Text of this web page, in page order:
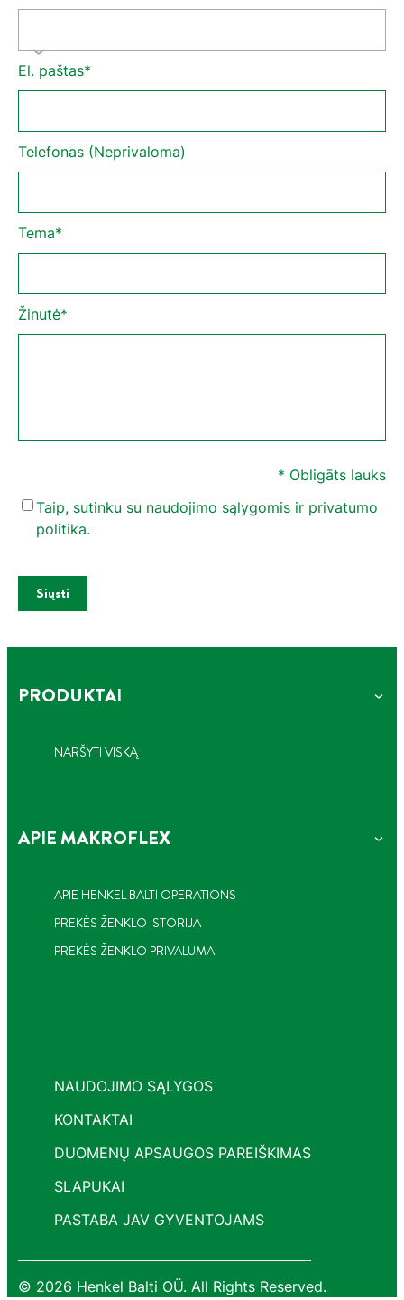
El. paštas*
Telefonas (Neprivaloma)
Tema*
Žinutė*
* Obligāts lauks
Taip, sutinku su naudojimo sąlygomis ir privatumo
politika.
Siųsti
PRODUKTAI
NARŠYTI VISKĄ
APIE MAKROFLEX
APIE HENKEL BALTI OPERATIONS
PREKĖS ŽENKLO ISTORIJA
PREKĖS ŽENKLO PRIVALUMAI
NAUDOJIMO SĄLYGOS
KONTAKTAI
DUOMENŲ APSAUGOS PAREIŠKIMAS
SLAPUKAI
PASTABA JAV GYVENTOJAMS
© 2026 Henkel Balti OÜ. All Rights Reserved.